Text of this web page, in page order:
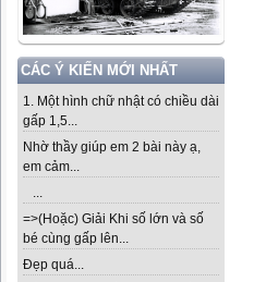
CÁC Ý KIẾN MỚI NHẤT
1. Một hình chữ nhật có chiều dài
gấp 1,5...
Nhờ thầy giúp em 2 bài này ạ,
em cảm...
...
=>(Hoặc) Giải Khi số lớn và số
bé cùng gấp lên...
Đẹp quá...